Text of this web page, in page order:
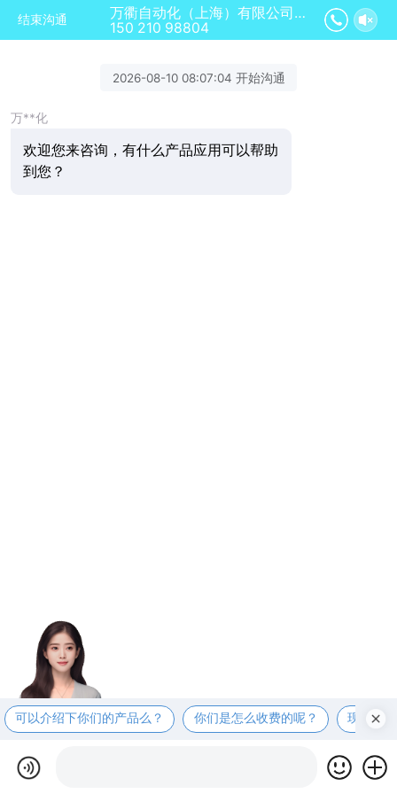
结束沟通
万衢自动化（上海）有限公司正在为您服务
150 210 98804
2026-08-10 08:07:04 开始沟通
万**化
欢迎您来咨询，有什么产品应用可以帮助
到您？
可以介绍下你们的产品么？ 你们是怎么收费的呢？ 现在有